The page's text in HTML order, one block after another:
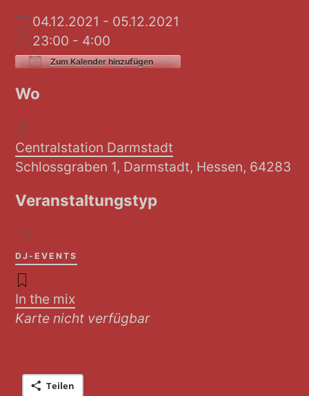
04.12.2021 - 05.12.2021
23:00 - 4:00
Zum Kalender hinzufügen
Wo
Centralstation Darmstadt
Schlossgraben 1, Darmstadt, Hessen, 64283
Veranstaltungstyp
DJ-EVENTS
In the mix
Karte nicht verfügbar
Teilen